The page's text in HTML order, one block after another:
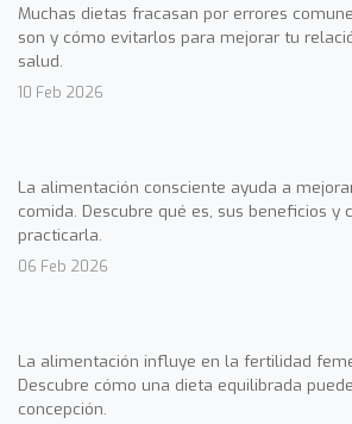
Muchas dietas fracasan por errores
son y cómo evitarlos para mejorar tu
salud.
10 Feb 2026
La alimentación consciente ayuda a
comida. Descubre qué es, sus beneficios y
practicarla.
06 Feb 2026
La alimentación influye en la fertilidad
Descubre cómo una dieta equilibrada
concepción.